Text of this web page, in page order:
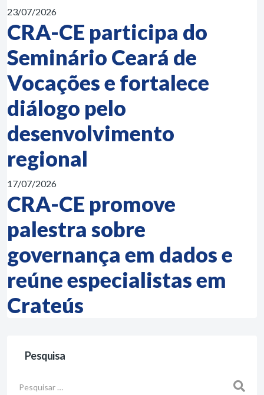
23/07/2026
CRA-CE participa do
Seminário Ceará de
Vocações e fortalece
diálogo pelo
desenvolvimento
regional
17/07/2026
CRA-CE promove
palestra sobre
governança em dados e
reúne especialistas em
Crateús
Pesquisa